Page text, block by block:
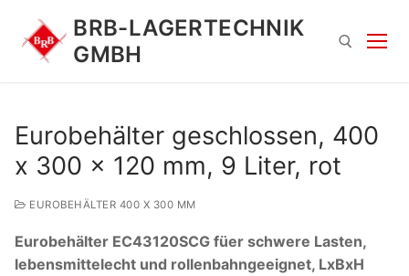
Inhalt
springen
BRB-LAGERTECHNIK
GMBH
Eurobehälter geschlossen, 400
x 300 x 120 mm, 9 Liter, rot
EUROBEHÄLTER 400 X 300 MM
Eurobehälter EC43120SCG füer schwere Lasten,
lebensmittelecht und rollenbahngeeignet, LxBxH